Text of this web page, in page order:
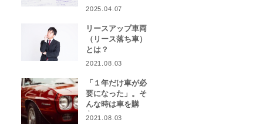
2025.04.07
リースアップ車両
（リース落ち車）
とは？
2021.08.03
「１年だけ車が必
要になった」。そ
んな時は車を購
入？カーリース？
2021.08.03